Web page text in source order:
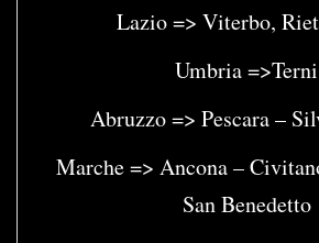
Lazio => Viterbo,
Umbria =>Terni
Abruzzo => Pescara –
Marche => Ancona –
San Benedetto